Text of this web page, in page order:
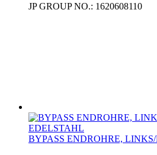
JP GROUP NO.: 1620608110
BYPASS ENDROHRE,